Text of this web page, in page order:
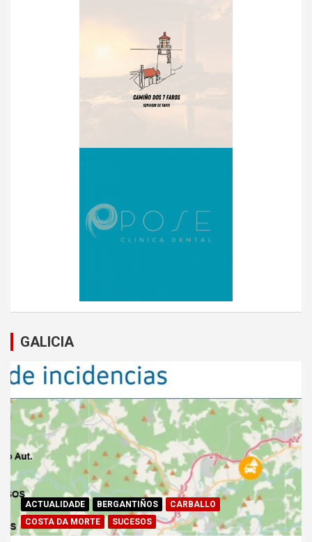
GALICIA
ACTUALIDADE BERGANTIÑOS
CARBALLO
COSTA DA MORTE
SUCESOS